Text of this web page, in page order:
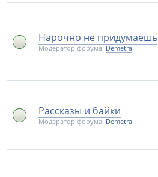
Нарочно не придумаешь
Модератор форума: Demetra
Рассказы и байки
Модератор форума: Demetra